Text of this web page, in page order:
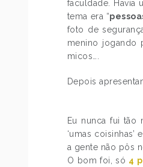
faculdade. Havia
tema era “
foto de
menino jogando
micos….
Depois
Eu nunca fui tão
‘umas
a gente não pôs
O bom foi, só 4
POST ANTERIOR
OVNI O TREQUINHO ANTI-